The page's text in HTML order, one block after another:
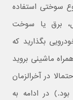
سوختی استفاده
برق یا سوخت
بگذارید که
ماشینی بروید
در آخرالزمان
در ادامه به